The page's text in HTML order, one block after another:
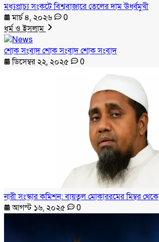
মধ্যপ্রাচ্য সংকটে বিশ্ববাজারে তেলের দাম ঊর্ধ্বমুখী
মার্চ ৪, ২০২৬
0
ধর্ম ও ইসলাম
শোক সংবাদ শোক সংবাদ শোক সংবাদ
ডিসেম্বর ২২, ২০২৫
0
নারী সংস্কার কমিশন: বায়তুল মোকাররমের মিম্বর থেকে
আগস্ট ১৬, ২০২৫
0